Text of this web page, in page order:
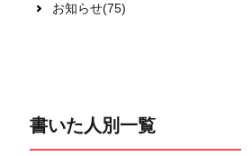
お知らせ(75)
書いた人別一覧